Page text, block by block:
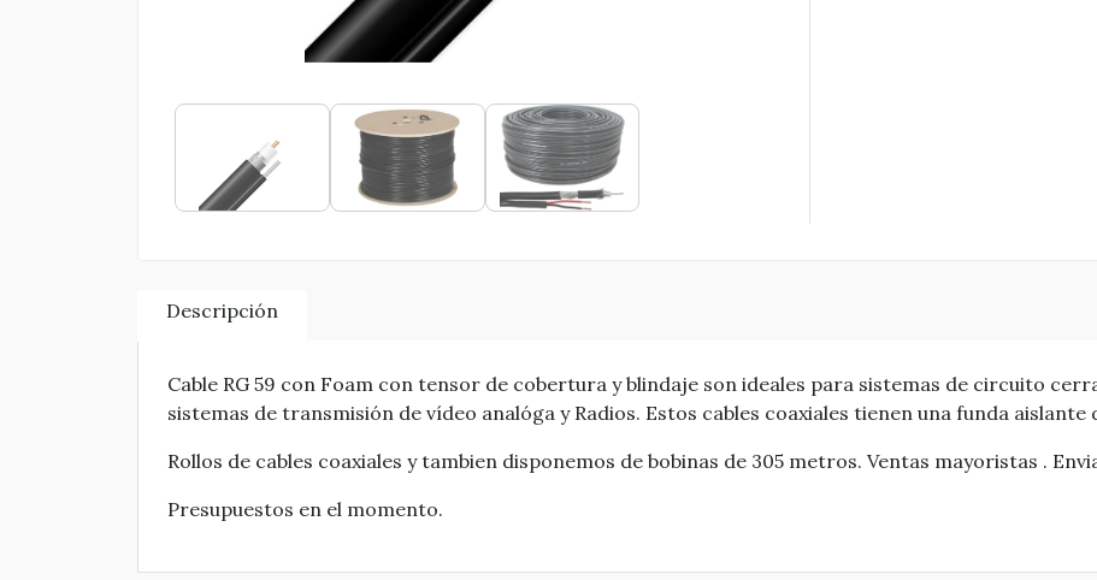
Descripción
Cable RG 59 con Foam con tensor de cobertura y blindaje son ideales para sistemas de circuito
sistemas de transmisión de vídeo analóga y Radios. Estos cables coaxiales tienen una funda
Rollos de cables coaxiales y tambien disponemos de bobinas de 305 metros. Ventas mayoristas .
Presupuestos en el momento.